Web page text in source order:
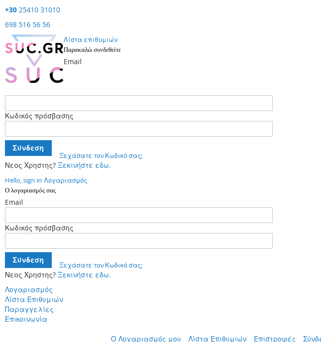
+30 25410 31010
698 516 56 56
Λίστα επιθυμιών
Παρακαλώ συνδεθείτε
Email
Κωδικός πρόσβασης
Σύνδεση
Ξεχάσατε τον Κωδικό σας;
Νεος Χρηστης? Ξεκινήστε εδω.
Hello, sign in Λογαριασμός
Ο λογαριασμός σας
Email
Κωδικός πρόσβασης
Σύνδεση
Ξεχάσατε τον Κωδικό σας;
Νεος Χρηστης? Ξεκινήστε εδω.
Λογαριασμός
Λίστα Επιθυμιών
Παραγγελίες
Επικοινωνία
Ο Λογαριασμός μου Λίστα Επιθυμιών Επιστροφές